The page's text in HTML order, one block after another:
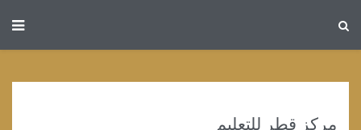
مركز قطر للتعليم